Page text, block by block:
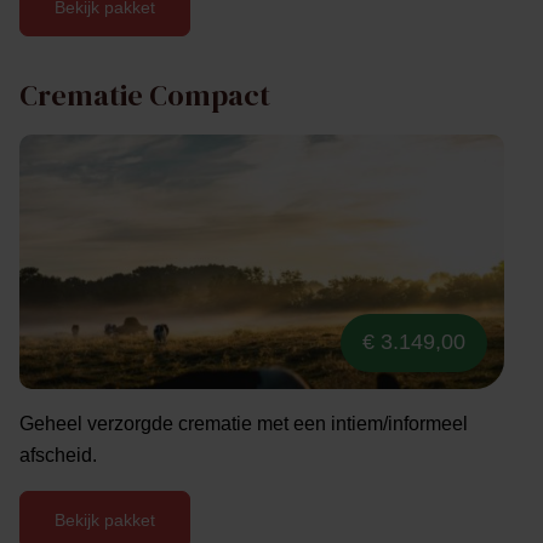
Bekijk pakket
Crematie Compact
€ 3.149,00
Geheel verzorgde crematie met een intiem/informeel
afscheid.
Bekijk pakket